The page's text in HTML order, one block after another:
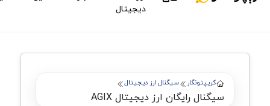
دیجیتال
کریپتونگار سیگنال ارز دیجیتال
سیگنال رایگان ارز دیجیتال AGIX